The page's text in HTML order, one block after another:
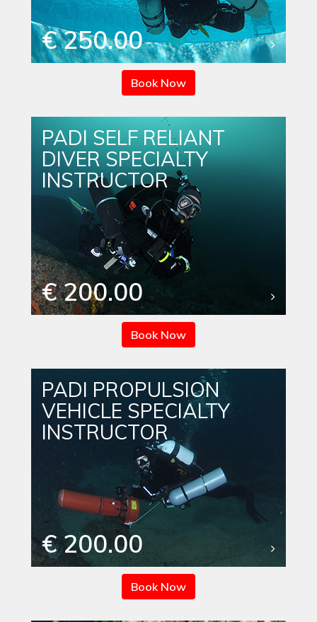
€ 250.00
Book Now
PADI SELF RELIANT
DIVER SPECIALTY
INSTRUCTOR
€ 200.00
Book Now
PADI PROPULSION
VEHICLE SPECIALTY
INSTRUCTOR
€ 200.00
Book Now